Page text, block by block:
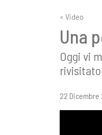
« Video
Una
Oggi vi
22 Dicembre